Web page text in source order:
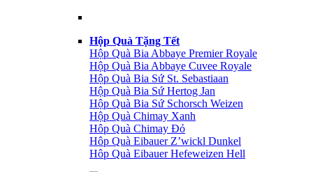
Hộp Quà Tặng Tết
Hộp Quà Bia Abbaye Premier Royale
Hộp Quà Bia Abbaye Cuvee Royale
Hộp Quà Bia Sứ St. Sebastiaan
Hộp Quà Bia Sứ Hertog Jan
Hộp Quà Bia Sứ Schorsch Weizen
Hộp Quà Chimay Xanh
Hôp Quà Chimay Đỏ
Hôp Quà Eibauer Z’wickl Dunkel
Hôp Quà Eibauer Hefeweizen Hell